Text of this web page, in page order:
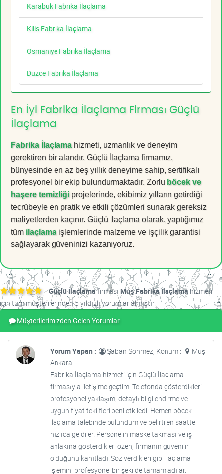
Karabük Fabrika İlaçlama
Kilis Fabrika İlaçlama
Osmaniye Fabrika İlaçlama
Düzce Fabrika İlaçlama
En İyi Fabrika İlaçlama Firması Güçlü
İlaçlama
Fabrika İlaçlamahizmeti, uzmanlık ve deneyim
gerektiren bir alandır. Güçlü İlaçlama firmamız,
bünyesinde en az beş yıllık deneyime sahip, sertifikalı
profesyonel bir ekip bulundurmaktadır. Zorlu böcek ve
haşere temizliği projelerinde, ekibimiz yılların getirdiği
tecrübeyle en pratik ve etkili çözümleri sunarak gereksiz
maliyetlerden kaçınır. Güçlü İlaçlama olarak, yaptığımız
tüm ilaçlamaişlemlerinde malzeme ve işçilik garantisi
sağlayarak güveninizi kazanıyoruz.
Güçlü İlaçlamafirması Muş Fabrika İlaçlama hizmeti
için tüm müşterilerinden 5 yıldızlı yorumlar almıştır.
Müşterilerimizden Gelen Yorumlar
Yorum Yapan : Şaban Sönmez, Konum :
Muş
Ankara
Fabrika İlaçlama hizmeti için Güçlü İlaçlama
firmasıyla iletişime geçtim. Telefonda gösterdikleri
profesyonel yaklaşım, detaylı bilgilendirme ve
uygun fiyat teklifleri beni etkiledi. Hemen böcek
ilaçlama talebinde bulundum ve belirtilen saatte
hızlıca geldiler. Personelin maske takması ve iş
ahlakına gösterdikleri özen, firmanın güvenilir
olduğunu kanıtladı. Söz verdikleri gibi ilaçlama
işlemini profesyonel bir şekilde tamamladılar.